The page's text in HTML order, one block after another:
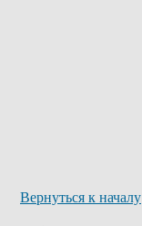
Вернуться к началу